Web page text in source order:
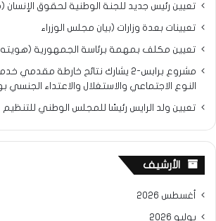
تعيين رئيس جديد للجنة الوطنية لحقوق الإنسان
تعيينات بعدة وزارات (بيان مجلس الوزراء
تعيين مكلف بمهمة برئاسة الجمهورية
مشروع برابس-2 يشارك نتائح خارطة
النوع الاجتماعي والاستغلال والاعتداء
تعيين ولد الرايس رئيسًا للمجلس الوطني للتنظيم
الأرشيف
أغسطس 2026
يوليو 2026